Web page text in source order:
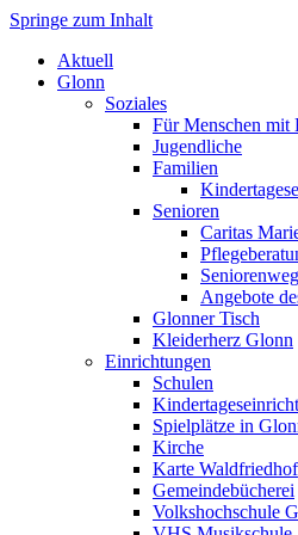
Markt Glonn
Springe zum Inhalt
Aktuell
Glonn
Soziales
Für Menschen mit
Jugendliche
Familien
Senioren
Caritas
Angebote
Glonner Tisch
Kleiderherz Glonn
Einrichtungen
Schulen
Spielplätze in
Kirche
Karte Waldfriedhof
Gemeindebücherei
Volkshochschule